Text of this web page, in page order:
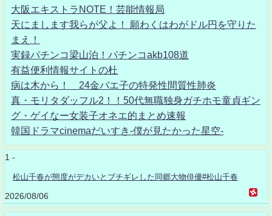
大阪エキストラNOTE！芸能情報局
天にまします我らが父よ！ 願わくはわがドル円を守りた
まえ！
実録パチンコ梁山泊！パチンコakb108道
有益便利情報サイトの杜
病は木から！ 24金バエ子の特発性間質性肺炎
真・モリタダッフル2！！50代無職独身ガチホモ童貞ギン
グ・ゲイなー女装子オネエ的まとめ速報
韓国ドラマcinemaだいすき-僕が見たかった星空-
1 -
松山千春が態度がデカいとブチギレした同郷大物俳優#松山千春
2026/08/06